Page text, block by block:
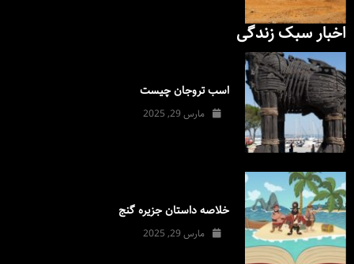
اخبار سبک زندگی
اسب تروجان چیست
مارس 29, 2025
خلاصه داستان جزیره گنج
مارس 29, 2025